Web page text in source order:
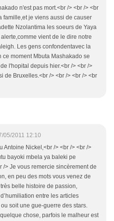
n'est pas mort.<br /> <br /> <br
famille,et je viens aussi de causer
Nzolantima les soeurs de Yaya
vient de le dire notre
Les gens confondentavec la
ce moment Mbuta Mashakado se
l'hopital depuis hier.<br /> <br />
de Bruxelles.<br /> <br /> <br /> <br
05/2011 12:10
Antoine Nickel,<br /> <br /> <br />
bayoki mbela ya baleki pe
/> Je vous remercie sincèrement de
en peu des mots vous venez de
belle histoire de passion,
entre les articles
soit une gue-guerre des stars.
chose, parfois le malheur est